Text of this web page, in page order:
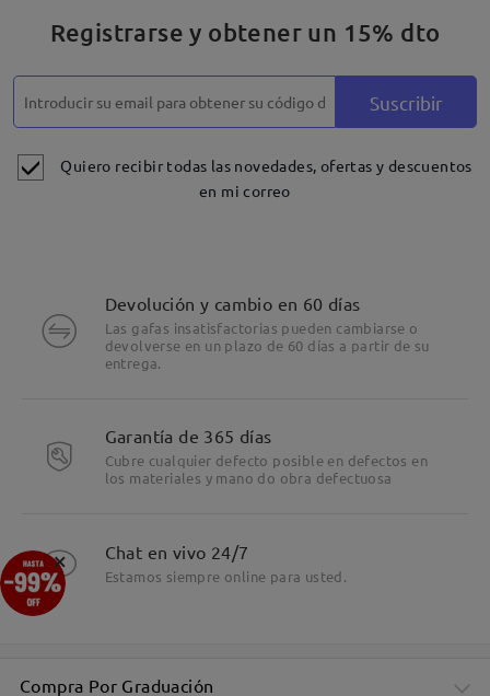
Registrarse y obtener un 15% dto
Suscribir
Quiero recibir todas las novedades, ofertas y descuentos
en mi correo
Devolución y cambio en 60 días
Las gafas insatisfactorias pueden cambiarse o
devolverse en un plazo de 60 días a partir de su
entrega.
Garantía de 365 días
Cubre cualquier defecto posible en defectos en
los materiales y mano do obra defectuosa
Chat en vivo 24/7
Estamos siempre online para usted.
Compra Por Graduación
×